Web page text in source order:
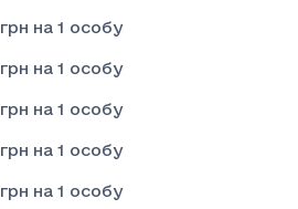
грн на 1 особу
грн на 1 особу
грн на 1 особу
грн на 1 особу
грн на 1 особу